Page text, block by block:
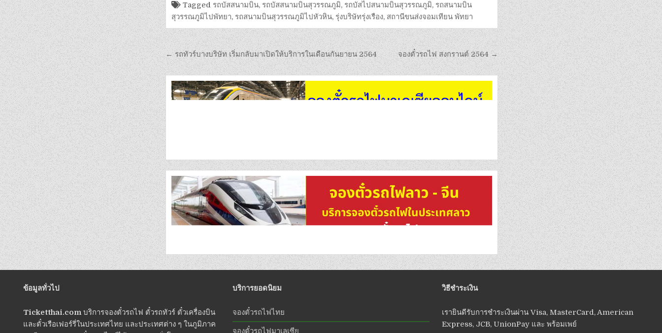
Tagged รถบัสสนามบิน, รถบัสสนามบินสุวรรณภูมิ, รถบัสไปสนามบินสุวรรณภูมิ, รถสนามบิน
สุวรรณภูมิไปพัทยา, รถสนามบินสุวรรณภูมิไปหัวหิน, รุ่งบริษัทรุ่งเรือง, สถานีขนส่งจอมเทียน พัทยา
จองตั๋วรถไฟ สงกรานต์ 2564 →
← รถทัวร์บางบริษัท เริ่มกลับมาเปิดให้บริการในเดือนกันยายน 2564
ข้อมูลทั่วไป
Ticketthai.com บริการจองตั๋วรถไฟ ตั๋วรถทัวร์ ตั๋วเครื่องบิน
และตั๋วเรือเฟอร์รี่ในประเทศไทย และประเทศต่าง ๆ ในภูมิภาค
บริการยอดนิยม
จองตั๋วรถไฟไทย
จองตั๋วรถไฟมาเลเซีย
วิธีชำระเงิน
เรายินดีรับการชำระเงินผ่าน Visa, MasterCard, American
Express, JCB, UnionPay และ พร้อมเพย์